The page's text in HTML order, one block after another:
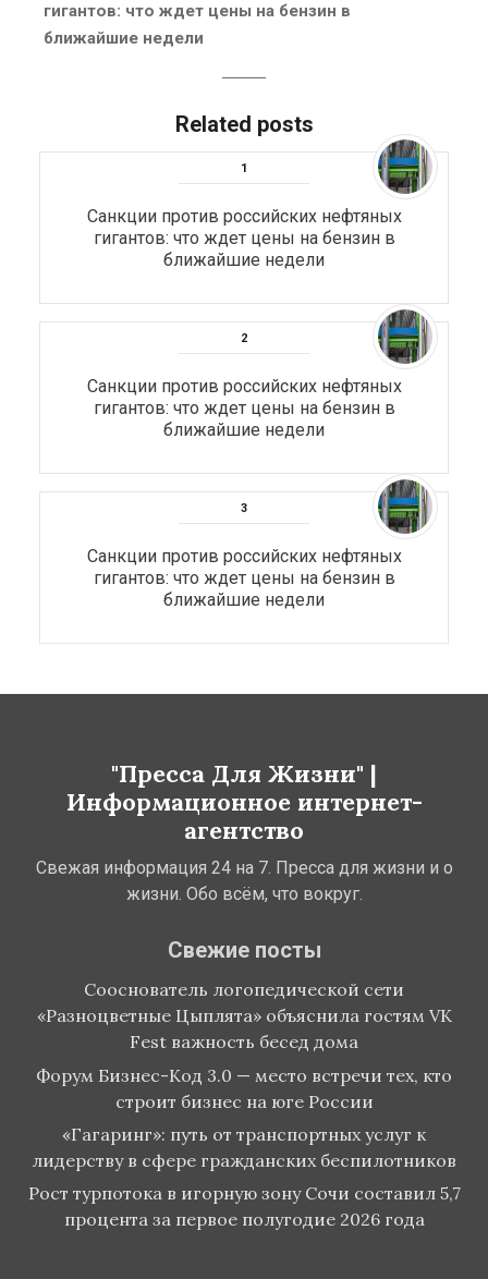
post:
гигантов: что ждет цены на бензин в
ближайшие недели
Related posts
Санкции против российских нефтяных
гигантов: что ждет цены на бензин в
ближайшие недели
Санкции против российских нефтяных
гигантов: что ждет цены на бензин в
ближайшие недели
Санкции против российских нефтяных
гигантов: что ждет цены на бензин в
ближайшие недели
"Пресса Для Жизни" |
Информационное интернет-
агентство
Свежая информация 24 на 7. Пресса для жизни и о
жизни. Обо всём, что вокруг.
Свежие посты
Сооснователь логопедической сети
«Разноцветные Цыплята» объяснила гостям VK
Fest важность бесед дома
Форум Бизнес-Код 3.0 — место встречи тех, кто
строит бизнес на юге России
«Гагаринг»: путь от транспортных услуг к
лидерству в сфере гражданских беспилотников
Рост турпотока в игорную зону Сочи составил 5,7
процента за первое полугодие 2026 года